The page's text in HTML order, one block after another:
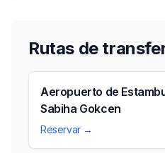
Rutas de
Aeropuerto de
Sabiha Gokcen
Reservar →